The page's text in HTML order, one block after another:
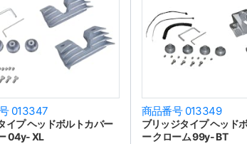
013347
イプ ヘッドボルトカバー
04y- XL
商品番号 013349
ブリッジタイプ ヘッド
ー クローム 99y- BT